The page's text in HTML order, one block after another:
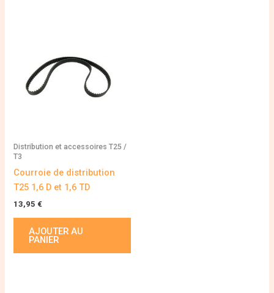
Distribution et accessoires T25 /
T3
Courroie de distribution
T25 1,6 D et 1,6 TD
13,95 €
AJOUTER AU
PANIER